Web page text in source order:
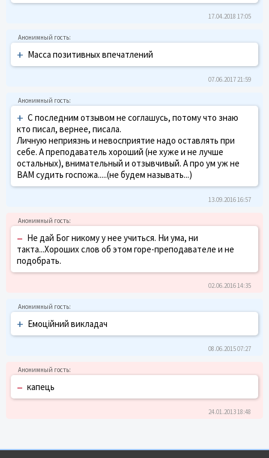
17.04.2018 17:05
+ Масса позитивных впечатлений
07.06.2017 21:59
+ С последним отзывом не соглашусь, потому что знаю
кто писал, вернее, писала.
Личную неприязнь и невосприятие надо оставлять при
себе. А преподаватель хороший (не хуже и не лучше
остальных), внимательный и отзывчивый. А про ум уж не
ВАМ судить госпожа.....(не будем называть...)
13.09.2016 16:57
– Не дай Бог никому у нее учиться. Ни ума, ни
такта...Хороших слов об этом горе-преподавателе и не
подобрать.
02.06.2016 14:35
+ Емоційний викладач
08.06.2015 07:27
– капець
24.01.2013 18:48